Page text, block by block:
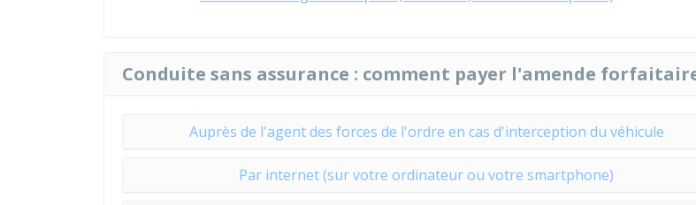
Conduite sans assurance : comment payer l'amende
Auprès de l'agent des forces de l'ordre en cas d'interception du véhicule
Par internet (sur votre ordinateur ou votre smartphone)